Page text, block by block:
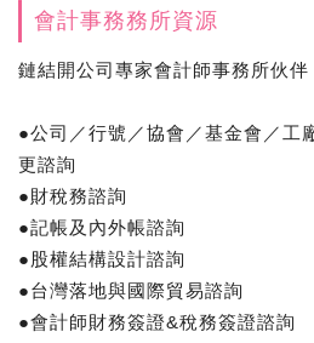
會計事務務所資源
鏈結開公司專家會計師事務所伙伴
●公司／行號／協會／基金會／工
更諮詢
●財稅務諮詢
●記帳及內外帳諮詢
●股權結構設計諮詢
●台灣落地與國際貿易諮詢
●會計師財務簽證&稅務簽證諮詢